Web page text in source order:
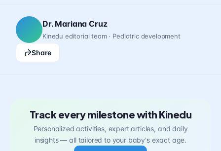
Dr. Mariana Cruz
Kinedu editorial team · Pediatric development
Share
Track every milestone with Kinedu
Personalized activities, expert articles, and daily
insights — all tailored to your baby's exact age.